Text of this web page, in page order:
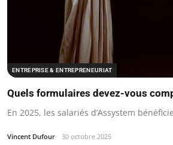
ENTREPRISE & ENTREPRENEURIAT
Quels formulaires devez-vous
En 2025, les salariés d’Assystem
Vincent Dufour 30 octobre 2025